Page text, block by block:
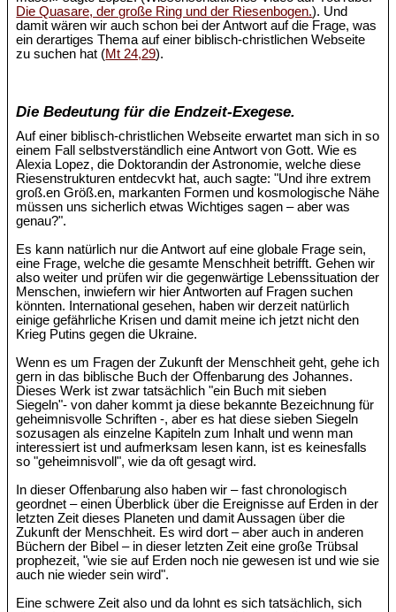
Die Quasare, der große Ring und der Riesenbogen.). Und
damit wären wir auch schon bei der Antwort auf die Frage, was
ein derartiges Thema auf einer biblisch-christlichen Webseite
zu suchen hat (Mt 24,29).
Die Bedeutung für die Endzeit-Exegese.
Auf einer biblisch-christlichen Webseite erwartet man sich in so
einem Fall selbstverständlich eine Antwort von Gott. Wie es
Alexia Lopez, die Doktorandin der Astronomie, welche diese
Riesenstrukturen entdecvkt hat, auch sagte: "Und ihre extrem
groß.en Größ.en, markanten Formen und kosmologische Nähe
müssen uns sicherlich etwas Wichtiges sagen – aber was
genau?".
Es kann natürlich nur die Antwort auf eine globale Frage sein,
eine Frage, welche die gesamte Menschheit betrifft. Gehen wir
also weiter und prüfen wir die gegenwärtige Lebenssituation der
Menschen, inwiefern wir hier Antworten auf Fragen suchen
könnten. International gesehen, haben wir derzeit natürlich
einige gefährliche Krisen und damit meine ich jetzt nicht den
Krieg Putins gegen die Ukraine.
Wenn es um Fragen der Zukunft der Menschheit geht, gehe ich
gern in das biblische Buch der Offenbarung des Johannes.
Dieses Werk ist zwar tatsächlich "ein Buch mit sieben
Siegeln"- von daher kommt ja diese bekannte Bezeichnung für
geheimnisvolle Schriften -, aber es hat diese sieben Siegeln
sozusagen als einzelne Kapiteln zum Inhalt und wenn man
interessiert ist und aufmerksam lesen kann, ist es keinesfalls
so "geheimnisvoll", wie da oft gesagt wird.
In dieser Offenbarung also haben wir – fast chronologisch
geordnet – einen Überblick über die Ereignisse auf Erden in der
letzten Zeit dieses Planeten und damit Aussagen über die
Zukunft der Menschheit. Es wird dort – aber auch in anderen
Büchern der Bibel – in dieser letzten Zeit eine große Trübsal
prophezeit, "wie sie auf Erden noch nie gewesen ist und wie sie
auch nie wieder sein wird".
Eine schwere Zeit also und da lohnt es sich tatsächlich, sich